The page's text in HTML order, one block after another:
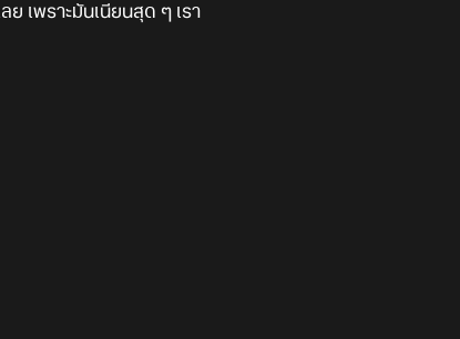
ย เพราะมันเนียนสุด ๆ เรา